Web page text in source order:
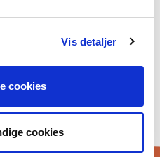
Vis detaljer
cookies
cookies